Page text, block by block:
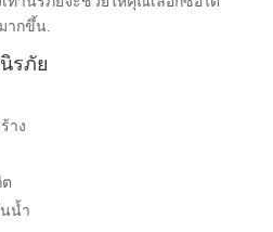
งเท้านิรภัย
เพื่อให้คุณมั่นใจในความ
องเท้าเหล่านี้ถูกออกแบบมาเพื่อ
การตกหล่น การลื่นล้ม หรือของมี
ท้านิรภัยจะช่วยให้คุณเลือกซื้อได้
ากขึ้น.
รภัย